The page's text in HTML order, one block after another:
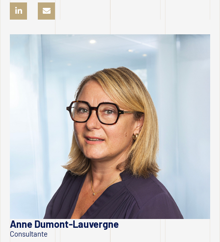
Anne Dumont-Lauvergne
Consultante